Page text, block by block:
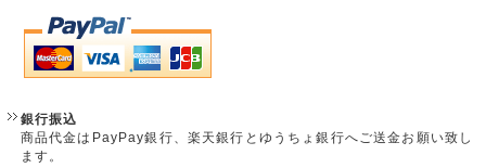
銀行振込
商品代金はPayPay銀行、楽天銀行とゆうちょ銀行へご送金お願い致し
ます。